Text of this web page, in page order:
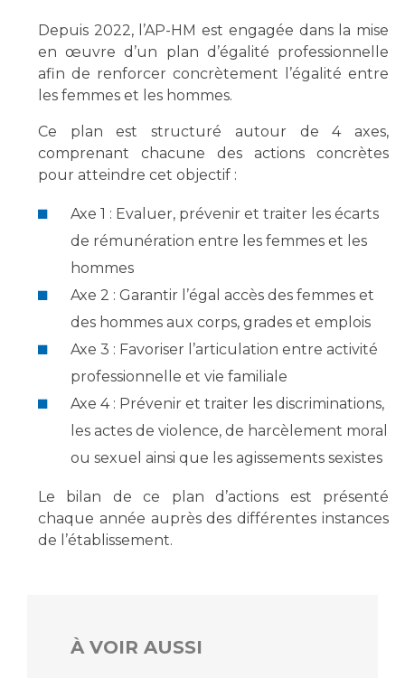
Depuis 2022, l’AP-HM est engagée dans la mise
en œuvre d’un plan d’égalité professionnelle
afin de renforcer concrètement l’égalité entre
les femmes et les hommes.
Ce plan est structuré autour de 4 axes,
comprenant chacune des actions concrètes
pour atteindre cet objectif :
Axe 1 : Evaluer, prévenir et traiter les écarts
de rémunération entre les femmes et les
hommes
Axe 2 : Garantir l’égal accès des femmes et
des hommes aux corps, grades et emplois
Axe 3 : Favoriser l’articulation entre activité
professionnelle et vie familiale
Axe 4 : Prévenir et traiter les discriminations,
les actes de violence, de harcèlement moral
ou sexuel ainsi que les agissements sexistes
Le bilan de ce plan d’actions est présenté
chaque année auprès des différentes instances
de l’établissement.
À VOIR AUSSI